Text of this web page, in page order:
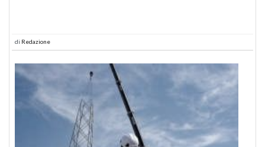
di Redazione